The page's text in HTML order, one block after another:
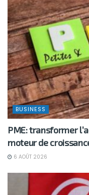
BUSINESS
PME: transformer
moteur de
6 AOÛT 2026